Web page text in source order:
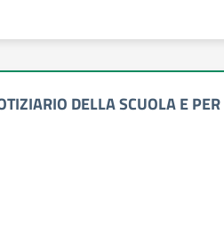
DELLA SCUOLA E PER